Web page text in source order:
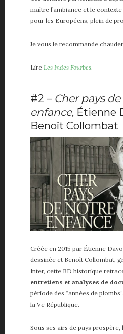
maître l’ambiance et le
pour les Européens, plein de
Je vous le recommande
Lire Les Indes Fourbes.
#2 – Cher pays
enfance, Étienne
Benoît Collombat
Créée en 2015 par Étienne
dessinée et Benoît Collombat,
Inter, cette BD historique
entretiens et analyses de
période des “années de
la Ve République.
Sous ses airs de pays